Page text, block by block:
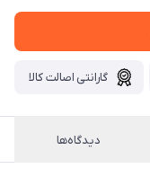
گارانتی اصالت کالا
دیدگاه‌ها